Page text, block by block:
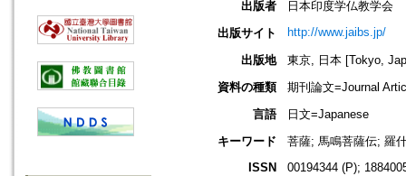
出版者
日本印度学仏教学会
出版サイト
http://www.jaibs.jp/
出版地
東京, 日本 [Tokyo,
資料の種類
期刊論文=Journal
言語
日文=Japanese
キーワード
菩薩; 馬鳴菩薩伝; 羅
ISSN
00194344 (P);